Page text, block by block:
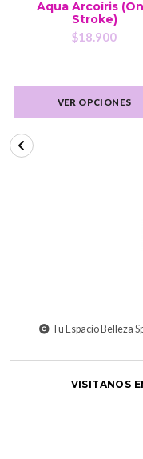
Aqua Arcoíris
Stroke)
$18.900
VER OPCIONES
Tu Espacio Belleza
VISITANOS